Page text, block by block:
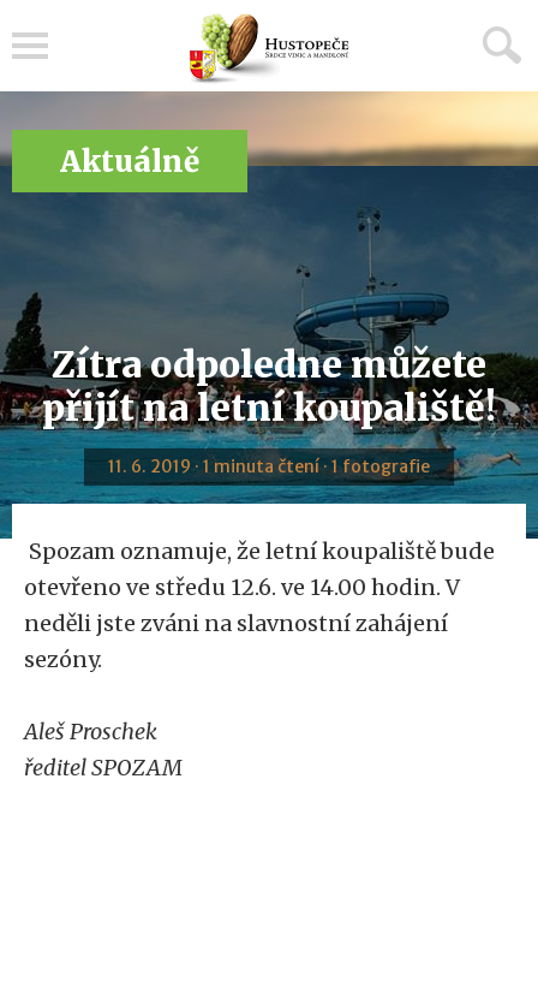
Aktuálně
Zítra odpoledne můžete
přijít na letní koupaliště!
11. 6. 2019 · 1 minuta čtení · 1 fotografie
Spozam oznamuje, že letní koupaliště bude
otevřeno ve středu 12.6. ve 14.00 hodin. V
neděli jste zváni na slavnostní zahájení
sezóny.
Aleš Proschek
ředitel SPOZAM